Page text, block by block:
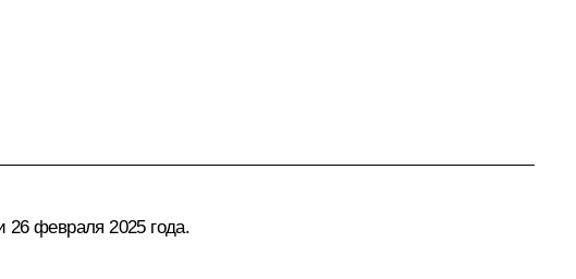
26 февраля 2025 года.